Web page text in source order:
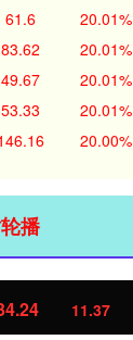
61.6 20.01%
83.62 20.01%
49.67 20.01%
53.33 20.01%
20.00%
播
11.37